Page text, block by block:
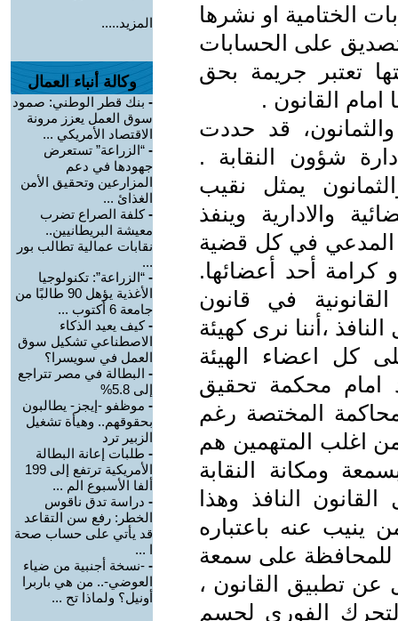
الختامية او نشرها
على الحسابات
تعتبر جريمة بحق
امام القانون .
والثمانون، قد حددت
شؤون النقابة .
يمثل نقيب
والادارية وينفذ
المدعي في كل قضية
كرامة أحد أعضائها.
في قانون
لسنة 1965 المعدل النافذ ،أننا نرى كهيئة
كل اعضاء الهيئة
امام محكمة تحقيق
المختصة رغم
اغلب المتهمين هم
ومكانة النقابة
النافذ وهذا
ينيب عنه باعتباره
للمحافظة على سمعة
عن تطبيق القانون ،
الفوري لحسم
المزيد.....
وكالة أنباء العمال
- بنك قطر الوطني: صمود
سوق العمل يعزز مرونة
الاقتصاد الأمريكي ...
- “الزراعة” تستعرض
جهودها في دعم
المزارعين وتحقيق الأمن
الغذائ ...
-كلفة الصراع تضرب
معيشة البريطانيين..
نقابات عمالية تطالب بور
...
- “الزراعة”: تكنولوجيا
الأغذية يؤهل 90 طالبًا من
جامعة 6 أكتوب ...
-كيف يعيد الذكاء
الاصطناعي تشكيل سوق
العمل في سويسرا؟
- البطالة في مصر تتراجع
إلى 5.8%
- موظفو -إيجز- يطالبون
بحقوقهم.. وهيأة تشغيل
الزبير ترد
- طلبات إعانة البطالة
الأمريكية ترتفع إلى 199
ألفا الأسبوع الم ...
- دراسة تدق ناقوس
الخطر: رفع سن التقاعد
قد يأتي على حساب صحة
ا ...
- -نسخة أجنبية من ضياء
العوضي-.. من هي باربرا
أونيل؟ ولماذا تح ...